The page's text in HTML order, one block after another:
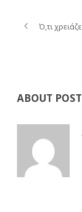
Ό,τι
ABOUT